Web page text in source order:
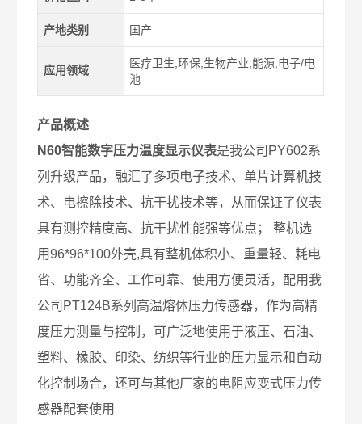
产地类别 国产
应用领域
医疗卫生,环保,生物产业,能源,电子/电
池
产品概述
N60智能数字压力温度显示仪表是我公司PY602系
列升级产品，融汇了多项电子技术、单片计算机技
术、电擦除技术、抗干扰技术等，从而保证了仪表
具有测控精度高、抗干扰性能强等优点； 整机选
用96*96*100外壳,具有整机体积小、重量轻、耗电
省、功能齐全、工作可靠、使用方便灵活，配用我
公司PT124B系列高温熔体压力传感器，作为高精
度压力测量与控制，可广泛地使用于液压、石油、
塑料、橡胶、印染、纺织等行业的压力显示和自动
化控制场合，还可与其他厂家的电阻应变式压力传
感器配套使用